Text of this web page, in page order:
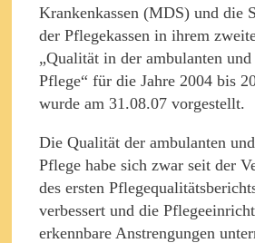
Krankenkassen (MDS) und die
der Pflegekassen in ihrem
„Qualität in der ambulanten und
Pflege“ für die Jahre 2004 bis
wurde am 31.08.07 vorgestellt.
Die Qualität der ambulanten
Pflege habe sich zwar seit der
des ersten
verbessert und die
erkennbare Anstrengungen